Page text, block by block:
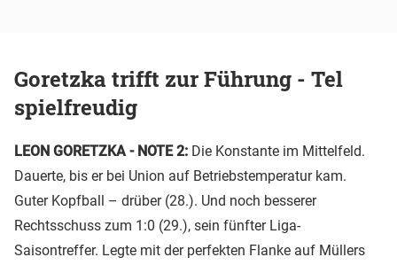
Goretzka trifft zur Führung - Tel
spielfreudig
LEON GORETZKA - NOTE 2: Die Konstante im Mittelfeld.
Dauerte, bis er bei Union auf Betriebstemperatur kam.
Guter Kopfball – drüber (28.). Und noch besserer
Rechtsschuss zum 1:0 (29.), sein fünfter Liga-
Saisontreffer. Legte mit der perfekten Flanke auf Müllers